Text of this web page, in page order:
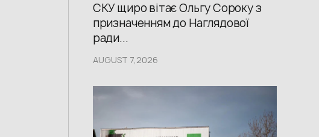
СКУ щиро вітає Ольгу Сороку з
призначенням до Наглядової
ради...
AUGUST 7,2026